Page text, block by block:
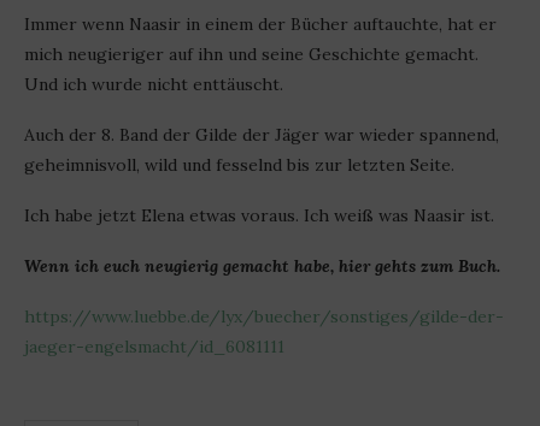
Immer wenn Naasir in einem der Bücher auftauchte, hat er
mich neugieriger auf ihn und seine Geschichte gemacht.
Und ich wurde nicht enttäuscht.
Auch der 8. Band der Gilde der Jäger war wieder spannend,
geheimnisvoll, wild und fesselnd bis zur letzten Seite.
Ich habe jetzt Elena etwas voraus. Ich weiß was Naasir ist.
Wenn ich euch neugierig gemacht habe, hier gehts zum Buch.
https://www.luebbe.de/lyx/buecher/sonstiges/gilde-der-
jaeger-engelsmacht/id_6081111